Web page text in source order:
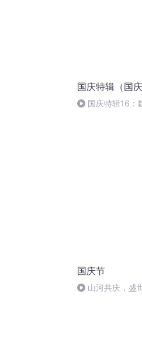
国庆特辑（国庆
国庆特辑16：
国庆节
山河共庆，盛